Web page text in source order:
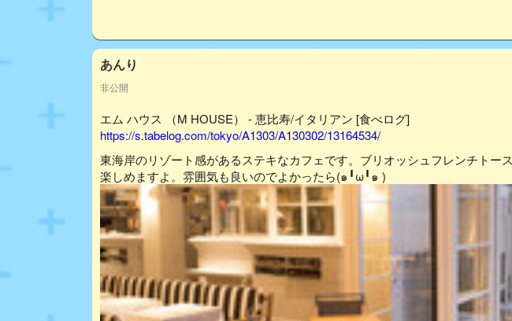
あんり
非公開
エム ハウス （M HOUSE） - 恵比寿/イタリアン [食べログ]
https://s.tabelog.com/tokyo/A1303/A130302/13164534/
東海岸のリゾート感があるステキなカフェです。ブリオッシュフレンチトー
楽しめますよ。雰囲気も良いのでよかったら(๑╹ω╹๑ )